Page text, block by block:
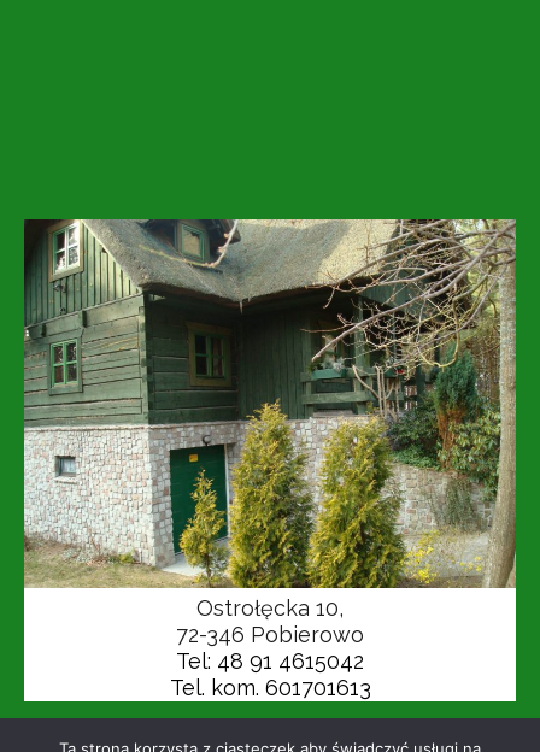
Ostrołęcka 10,
72-346 Pobierowo
Tel: 48 91 4615042
Tel. kom. 601701613